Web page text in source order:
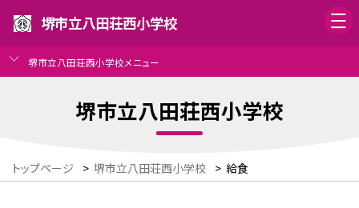
堺市立八田荘西小学校
堺市立八田荘西小学校メニュー
堺市立八田荘西小学校
トップページ > 堺市立八田荘西小学校 > 給食